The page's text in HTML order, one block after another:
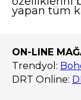
yapan tüm
ON-LINE
Trendyol:
DRT Online: